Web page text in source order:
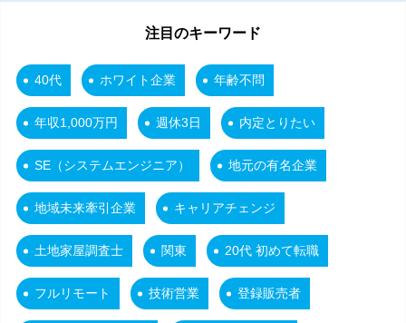
注目のキーワード
40代 ホワイト企業 年齢不問
年収1,000万円 週休3日 内定とりたい
SE（システムエンジニア） 地元の有名企業
地域未来牽引企業 キャリアチェンジ
土地家屋調査士 関東 20代 初めて転職
フルリモート 技術営業 登録販売者